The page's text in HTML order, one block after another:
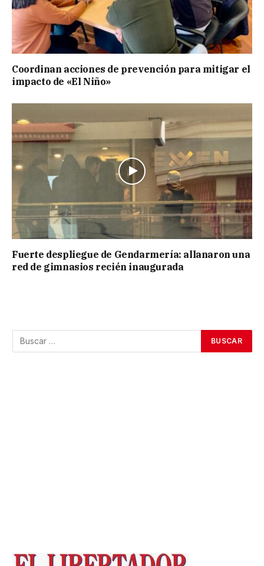
Coordinan acciones de prevención para mitigar el
impacto de «El Niño»
Fuerte despliegue de Gendarmería: allanaron una
red de gimnasios recién inaugurada